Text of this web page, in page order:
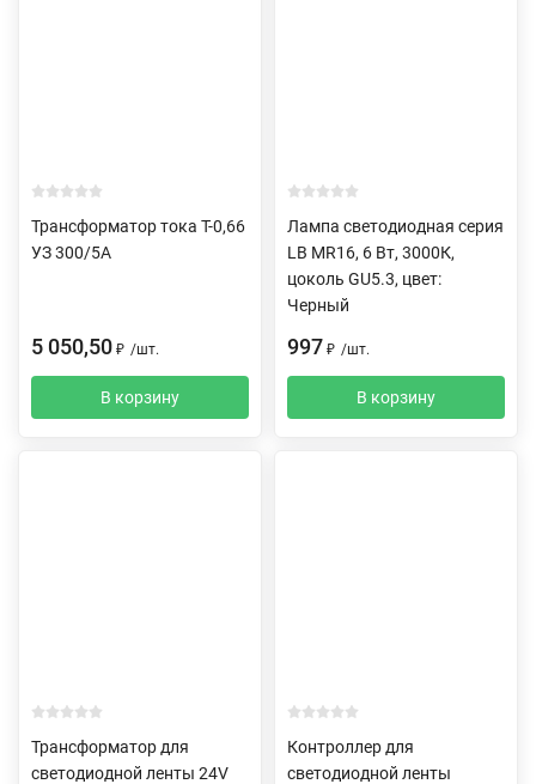
Трансформатор тока Т-0,66
УЗ 300/5А
5 050,50 ₽ /шт.
В корзину
Лампа светодиодная серия
LB MR16, 6 Вт, 3000К,
цоколь GU5.3, цвет:
Черный
997 ₽ /шт.
В корзину
Трансформатор для
светодиодной ленты 24V
Контроллер для
светодиодной ленты